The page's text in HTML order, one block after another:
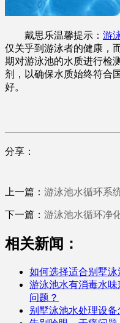
戴思乐温馨提示： 游
仅关乎到游泳者的健康，
期对游泳池的水质进行检
剂，以确保水质始终符合
好。
分享：
上一篇： 游泳池水循环系
下一篇： 游泳池水循环净
相关新闻：
如何选择适合别墅
游泳池水有消毒水
问题？
别墅泳池水处理设